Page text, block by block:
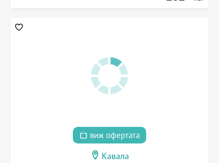
виж офертата
Кавала